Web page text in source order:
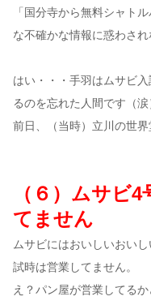
「国分寺から無料シャト
な不確かな情報に惑わされ
はい・・・手羽はムサビ
るのを忘れた人間です（涙
前日、（当時）立川の世界
（６）ムサビ
てません
ムサビにはおいしいおい
試時は営業してません。
え？パン屋が営業してる